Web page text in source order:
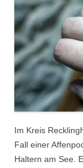
Im Kreis
Fall einer
Haltern am See.